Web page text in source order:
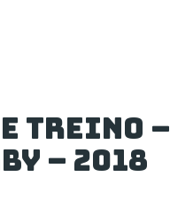
Treino –
– 2018